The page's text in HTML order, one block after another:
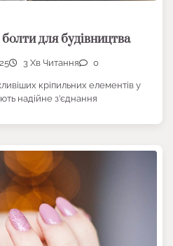
для будівництва
3 Хв Читання 0
кріпильних елементів у
надійне з’єднання